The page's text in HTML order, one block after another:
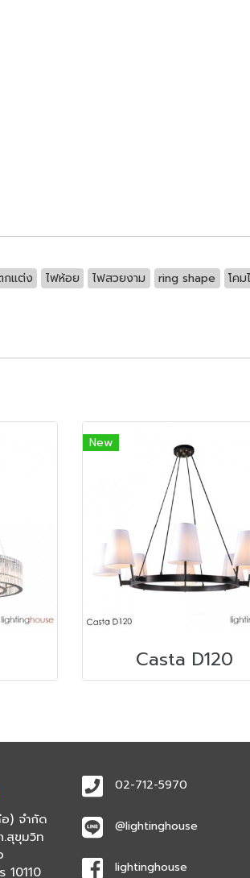
กแต่ง ไฟห้อย ไฟสวยงาม ring shape
โค
New
Casta D120
) จำกัด
สุขุมวิท
10110
02-712-5970
@lightinghouse
lightinghouse